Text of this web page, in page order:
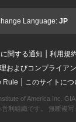
Language: JP
関する通知 | 利用規
およびコンプライア
Rule | このサイトにつ
of America Inc. GIA
利組織です。 無断複写